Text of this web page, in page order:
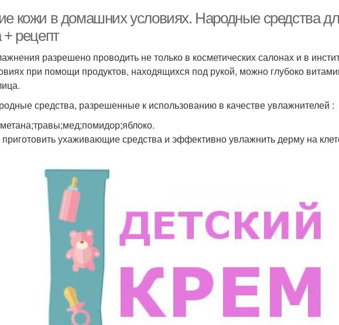
кожи в домашних условиях. Народные средства
рецепт
разрешено проводить не только в косметических салонах и в
при помощи продуктов, находящихся под рукой, можно глубоко
средства, разрешенные к использованию в качестве увлажнителей :
ухаживающие средства и эффективно увлажнить дерму на